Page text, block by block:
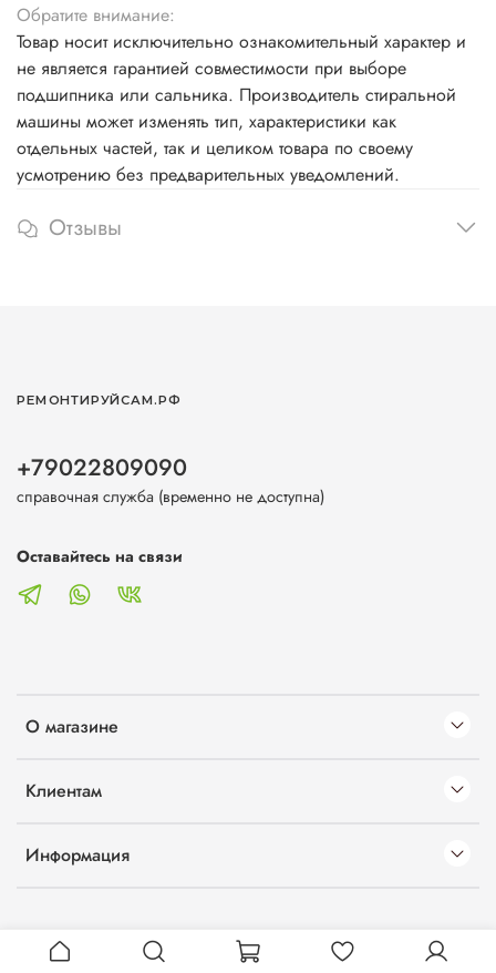
Обратите внимание:
Товар носит исключительно ознакомительный характер и
не является гарантией совместимости при выборе
подшипника или сальника. Производитель стиральной
машины может изменять тип, характеристики как
отдельных частей, так и целиком товара по своему
усмотрению без предварительных уведомлений.
Отзывы
О магазине
Клиентам
Информация
РЕМОНТИРУЙСАМ.РФ
+79022809090
справочная служба (временно не доступна)
Оставайтесь на связи